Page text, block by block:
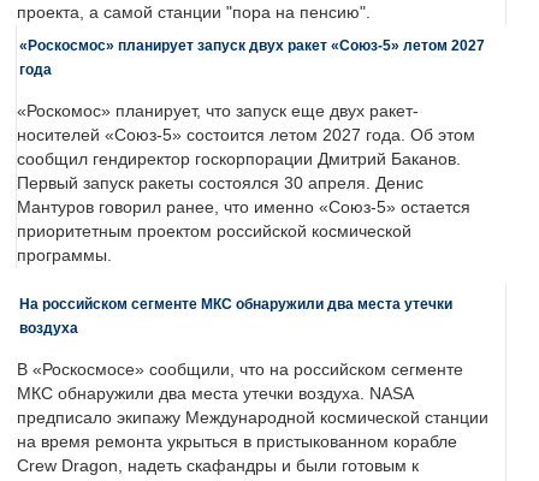
проекта, а самой станции "пора на пенсию".
«Роскосмос» планирует запуск двух ракет «Союз-5» летом 2027
года
«Роскомос» планирует, что запуск еще двух ракет-
носителей «Союз-5» состоится летом 2027 года. Об этом
сообщил гендиректор госкорпорации Дмитрий Баканов.
Первый запуск ракеты состоялся 30 апреля. Денис
Мантуров говорил ранее, что именно «Союз-5» остается
приоритетным проектом российской космической
программы.
На российском сегменте МКС обнаружили два места утечки
воздуха
В «Роскосмосе» сообщили, что на российском сегменте
МКС обнаружили два места утечки воздуха. NASA
предписало экипажу Международной космической станции
на время ремонта укрыться в пристыкованном корабле
Crew Dragon, надеть скафандры и были готовым к